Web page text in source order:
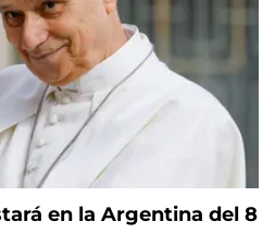
en la Argentina del 8